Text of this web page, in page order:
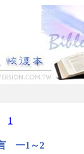
1
一1～2